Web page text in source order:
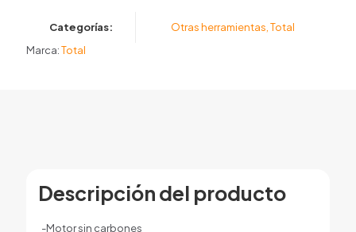
Categorías: Otras herramientas Total
Marca:Total
Descripción del producto
-Motor sin carbones